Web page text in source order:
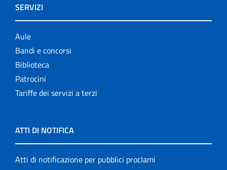
SERVIZI
Aule
Bandi e concorsi
Biblioteca
Patrocini
Tariffe dei servizi a terzi
ATTI DI NOTIFICA
Atti di notificazione per pubblici proclami